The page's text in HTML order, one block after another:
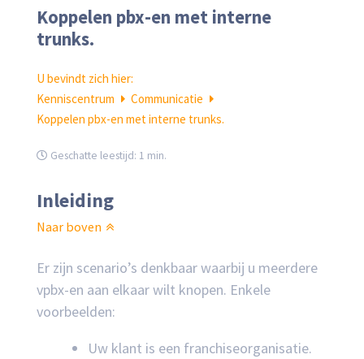
Koppelen pbx-en met interne
trunks.
U bevindt zich hier:
Kenniscentrum
Communicatie
Koppelen pbx-en met interne trunks.
Geschatte leestijd: 1 min.
Inleiding
Naar boven
Er zijn scenario’s denkbaar waarbij u meerdere
vpbx-en aan elkaar wilt knopen. Enkele
voorbeelden:
Uw klant is een franchiseorganisatie.